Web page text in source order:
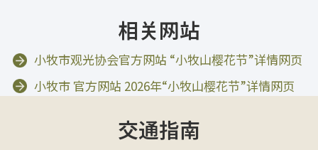
相关网站
小牧市观光协会官方网站 “小牧山樱花节”详情网页
小牧市 官方网站 2026年“小牧山樱花节”详情网页
交通指南